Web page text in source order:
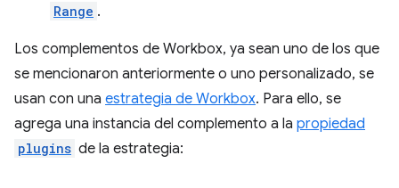
Range .
Los complementos de Workbox, ya sean uno de los que
se mencionaron anteriormente o uno personalizado, se
usan con una estrategia de Workbox. Para ello, se
agrega una instancia del complemento a la propiedad
plugins de la estrategia: